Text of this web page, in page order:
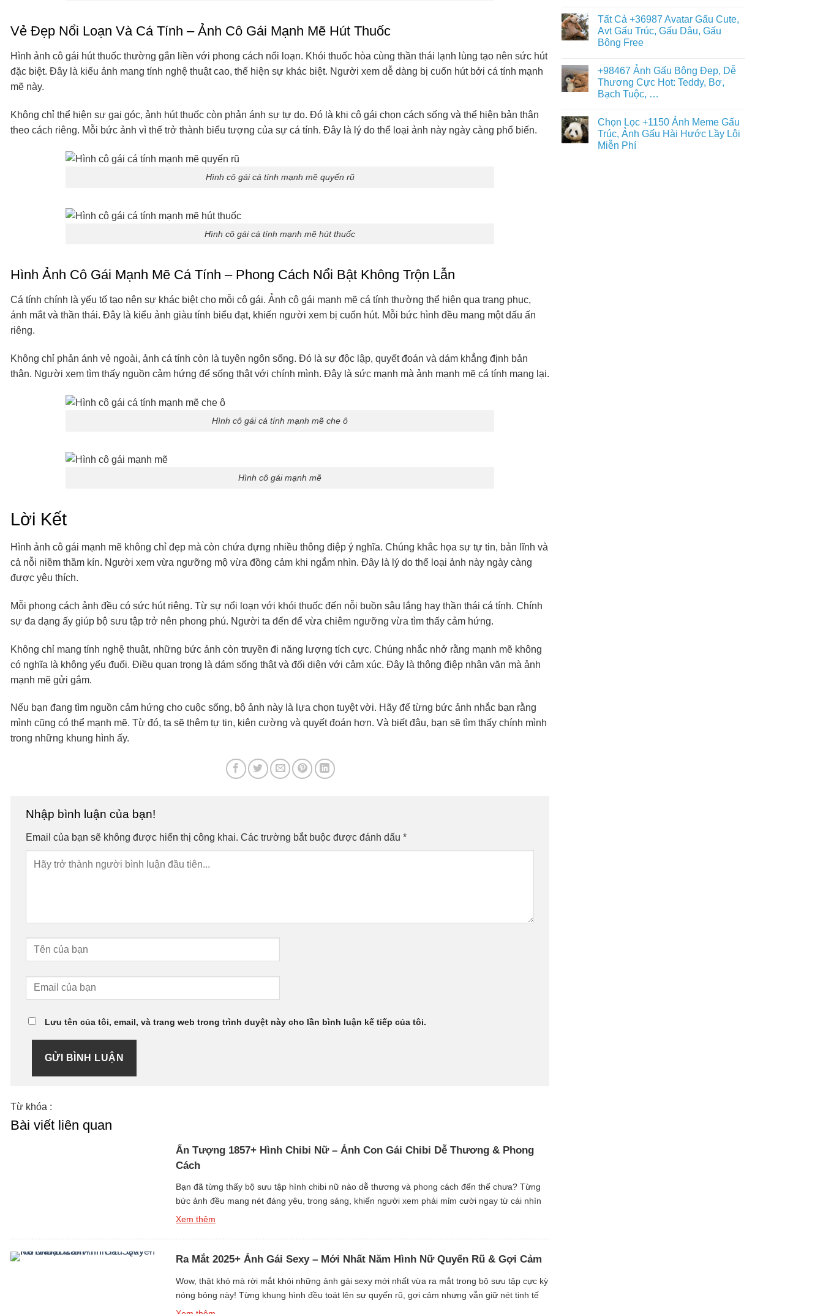
Vẻ Đẹp Nổi Loạn Và Cá Tính – Ảnh Cô Gái Mạnh Mẽ Hút Thuốc
Hình ảnh cô gái hút thuốc thường gắn liền với phong cách nổi loạn. Khói thuốc hòa cùng thần thái lạnh lùng tạo nên sức hút
đặc biệt. Đây là kiểu ảnh mang tính nghệ thuật cao, thể hiện sự khác biệt. Người xem dễ dàng bị cuốn hút bởi cá tính mạnh
mẽ này.
Không chỉ thể hiện sự gai góc, ảnh hút thuốc còn phản ánh sự tự do. Đó là khi cô gái chọn cách sống và thể hiện bản thân
theo cách riêng. Mỗi bức ảnh vì thế trở thành biểu tượng của sự cá tính. Đây là lý do thể loại ảnh này ngày càng phổ biến.
Hình cô gái cá tính mạnh mẽ quyến rũ
Hình cô gái cá tính mạnh mẽ hút thuốc
Hình Ảnh Cô Gái Mạnh Mẽ Cá Tính – Phong Cách Nổi Bật Không Trộn Lẫn
Cá tính chính là yếu tố tạo nên sự khác biệt cho mỗi cô gái. Ảnh cô gái mạnh mẽ cá tính thường thể hiện qua trang phục,
ánh mắt và thần thái. Đây là kiểu ảnh giàu tính biểu đạt, khiến người xem bị cuốn hút. Mỗi bức hình đều mang một dấu ấn
riêng.
Không chỉ phản ánh vẻ ngoài, ảnh cá tính còn là tuyên ngôn sống. Đó là sự độc lập, quyết đoán và dám khẳng định bản
thân. Người xem tìm thấy nguồn cảm hứng để sống thật với chính mình. Đây là sức mạnh mà ảnh mạnh mẽ cá tính mang lại.
Hình cô gái cá tính mạnh mẽ che ô
Hình cô gái mạnh mẽ
Lời Kết
Hình ảnh cô gái mạnh mẽ không chỉ đẹp mà còn chứa đựng nhiều thông điệp ý nghĩa. Chúng khắc họa sự tự tin, bản lĩnh và
cả nỗi niềm thầm kín. Người xem vừa ngưỡng mộ vừa đồng cảm khi ngắm nhìn. Đây là lý do thể loại ảnh này ngày càng
được yêu thích.
Mỗi phong cách ảnh đều có sức hút riêng. Từ sự nổi loạn với khói thuốc đến nỗi buồn sâu lắng hay thần thái cá tính. Chính
sự đa dạng ấy giúp bộ sưu tập trở nên phong phú. Người ta đến để vừa chiêm ngưỡng vừa tìm thấy cảm hứng.
Không chỉ mang tính nghệ thuật, những bức ảnh còn truyền đi năng lượng tích cực. Chúng nhắc nhở rằng mạnh mẽ không
có nghĩa là không yếu đuối. Điều quan trọng là dám sống thật và đối diện với cảm xúc. Đây là thông điệp nhân văn mà ảnh
mạnh mẽ gửi gắm.
Nếu bạn đang tìm nguồn cảm hứng cho cuộc sống, bộ ảnh này là lựa chọn tuyệt vời. Hãy để từng bức ảnh nhắc bạn rằng
mình cũng có thể mạnh mẽ. Từ đó, ta sẽ thêm tự tin, kiên cường và quyết đoán hơn. Và biết đâu, bạn sẽ tìm thấy chính mình
trong những khung hình ấy.
Nhập bình luận của bạn!
Email của bạn sẽ không được hiển thị công khai. Các trường bắt buộc được đánh dấu *
Lưu tên của tôi, email, và trang web trong trình duyệt này cho lần bình luận kế tiếp của tôi.
GỬI BÌNH LUẬN
Từ khóa :
Bài viết liên quan
Ấn Tượng 1857+ Hình Chibi Nữ – Ảnh Con Gái Chibi Dễ Thương & Phong
Cách
Bạn đã từng thấy bộ sưu tập hình chibi nữ nào dễ thương và phong cách đến thế chưa? Từng
bức ảnh đều mang nét đáng yêu, trong sáng, khiến người xem phải mỉm cười ngay từ cái nhìn
đầu tiên. Những cô gái chibi nhỏ nhắn với biểu cảm sinh động tạo nên sức […]
Xem thêm
Ra Mắt 2025+ Ảnh Gái Sexy – Mới Nhất Năm Hình Nữ Quyến Rũ & Gợi Cảm
Wow, thật khó mà rời mắt khỏi những ảnh gái sexy mới nhất vừa ra mắt trong bộ sưu tập cực kỳ
nóng bỏng này! Từng khung hình đều toát lên sự quyến rũ, gợi cảm nhưng vẫn giữ nét tinh tế
và sang trọng. Vẻ đẹp cuốn hút cùng thần thái tự tin khiến […]
Điện
Thoại,
PC
Hình
Nền
Con
Gấu
Đẹp,
Đủ
Thể
Loại
Free
bình
luận
ở
Top
Đại
Diện
Gấu
Trúc
Dễ
–
Miễn
Phí
Tải
Tất Cả +36987 Avatar Gấu Cute,
Avt Gấu Trúc, Gấu Dâu, Gấu
Bông Free
bình
luận
ở
Tất
Avatar
Gấu
Cute,
Avt
Gấu
+98467 Ảnh Gấu Bông Đẹp, Dễ
Thương Cực Hot: Teddy, Bơ,
Bạch Tuộc, …
bình
luận
ở
+98467
Chọn Lọc +1150 Ảnh Meme Gấu
Trúc, Ảnh Gấu Hài Hước Lầy Lội
Miễn Phí